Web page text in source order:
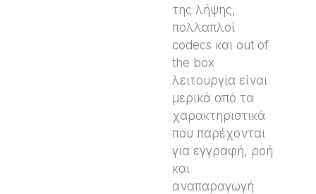
της λήψης,
πολλαπλοί
codecs και out of
the box
λειτουργία είναι
μερικά από τα
χαρακτηριστικά
που παρέχονται
για εγγραφή, ροή
και
αναπαραγωγή